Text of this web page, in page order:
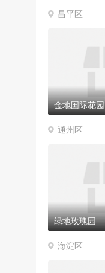
昌平区
金地国际花园
通州区
绿地玫瑰园
海淀区